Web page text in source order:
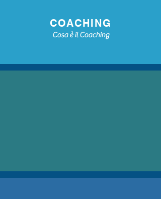
COACHING
Cosa è il Coaching